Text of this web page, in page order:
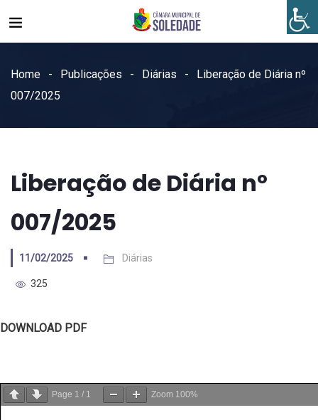
Home Publicações Diárias
Liberação de Diária nº
007/2025
Liberação de Diária nº
007/2025
11/02/2025 Diárias
325
DOWNLOAD PDF
Page 1 / 1 Zoom 100%